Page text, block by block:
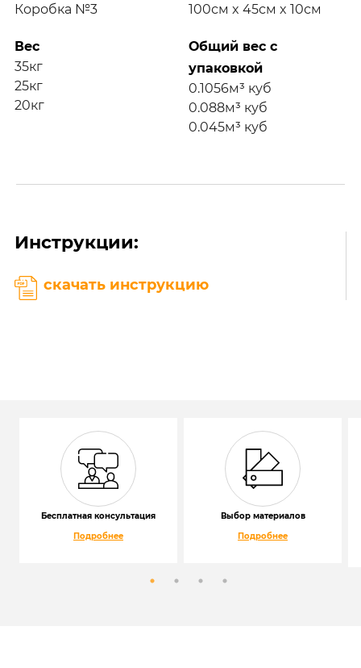
Коробка №3
100см x 45см x 10см
Вес
35кг
25кг
20кг
Общий вес с
упаковкой
0.1056м³ куб
0.088м³ куб
0.045м³ куб
Инструкции:
скачать инструкцию
Бесплатная консультация
Подробнее
Выбор материалов
Подробнее